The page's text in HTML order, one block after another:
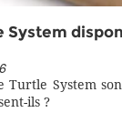
System
Turtle System
ils ?